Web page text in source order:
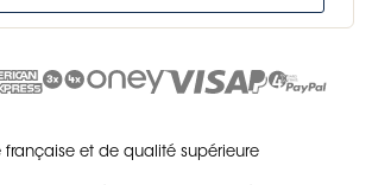
française et de qualité supérieure